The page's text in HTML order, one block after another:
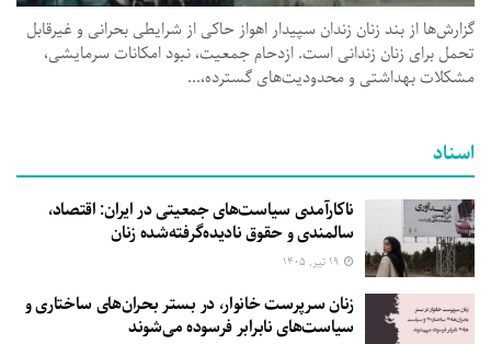
گزارش‌ها از بند زنان زندان سپیدار اهواز حاکی از شرایطی بحرانی و غیرقابل
تحمل برای زنان زندانی است. ازدحام جمعیت، نبود امکانات سرمایشی،
مشکلات بهداشتی و محدودیت‌های گسترده،...
اسناد
ناکارآمدی سیاست‌های جمعیتی در ایران: اقتصاد،
سالمندی و حقوق نادیده‌گرفته‌شده زنان
زنان سرپرست خانوار، در بستر بحران‌های ساختاری و
سیاست‌های نابرابر فرسوده می‌شوند